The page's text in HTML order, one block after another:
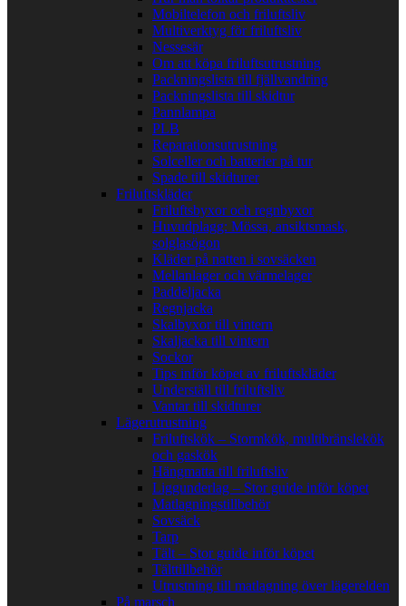
Mobiltelefon och friluftsliv
Multiverktyg för friluftsliv
Nessesär
Om att köpa friluftsutrustning
Packningslista till fjällvandring
Packningslista till skidtur
Pannlampa
PLB
Reparationsutrustning
Solceller och batterier på tur
Spade till skidturer
Friluftskläder
Friluftsbyxor och regnbyxor
Huvudplagg: Mössa, ansiktsmask,
solglasögon
Kläder på natten i sovsäcken
Mellanlager och värmelager
Paddeljacka
Regnjacka
Skalbyxor till vintern
Skaljacka till vintern
Sockor
Tips inför köpet av friluftskläder
Underställ till friluftsliv
Vantar till skidturer
Lägerutrustning
Friluftskök – Stormkök, multibränslekök
och gaskök
Hängmatta till friluftsliv
Liggunderlag – Stor guide inför köpet
Matlagningstillbehör
Sovsäck
Tarp
Tält – Stor guide inför köpet
Tälttillbehör
Utrustning till matlagning över lägerelden
På marsch